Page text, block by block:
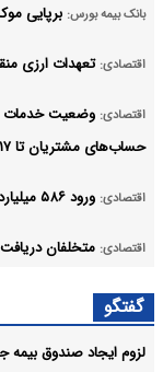
بانک بیمه بورس: برپایی
اقتصادی: تعهدات ارزی
اقتصادی: وضعیت خدمات
حساب‌های مشتریان تا ۱۷ مرداد برطرف می‌شود
اقتصادی: ورود ۵۸۶ میلیارد تومان پول حقیقی به صندوق‌های طلا
اقتصادی: متخلفان
اقتصادی: شاخص کل در آستانه قله
گفتگو
لزوم ایجاد صندوق